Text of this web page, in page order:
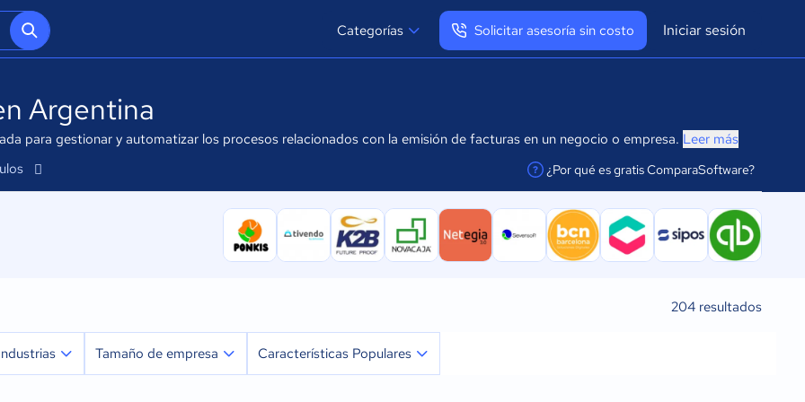
Categorías Solicitar asesoría sin costo Iniciar sesión
Cerrar sesión
Argentina
para gestionar y automatizar los procesos relacionados con la emisión de facturas en un negocio o empresa. Leer más
¿Por qué es gratis ComparaSoftware?
facilitar la conexión
204 resultados
Tamaño de empresa Características Populares